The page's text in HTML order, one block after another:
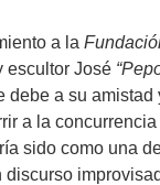
a la
escultor José
a su
a la
sido como una